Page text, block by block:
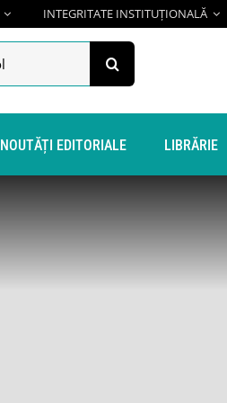
INTEGRITATE INSTITUȚIONALĂ
NOUTĂȚI EDITORIALE LIBRĂRIE